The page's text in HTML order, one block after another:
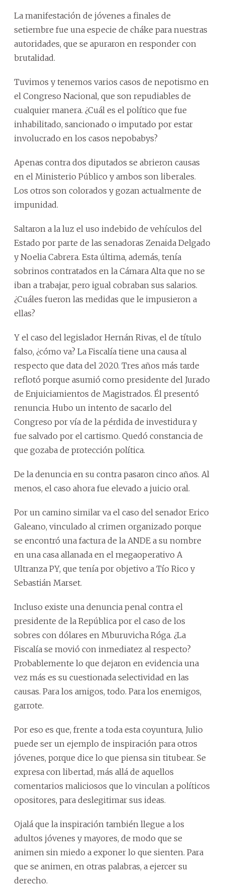
La manifestación de jóvenes a finales de
setiembre fue una especie de cháke para nuestras
autoridades, que se apuraron en responder con
brutalidad.
Tuvimos y tenemos varios casos de nepotismo en
el Congreso Nacional, que son repudiables de
cualquier manera. ¿Cuál es el político que fue
inhabilitado, sancionado o imputado por estar
involucrado en los casos nepobabys?
Apenas contra dos diputados se abrieron causas
en el Ministerio Público y ambos son liberales.
Los otros son colorados y gozan actualmente de
impunidad.
Saltaron a la luz el uso indebido de vehículos del
Estado por parte de las senadoras Zenaida Delgado
y Noelia Cabrera. Esta última, además, tenía
sobrinos contratados en la Cámara Alta que no se
iban a trabajar, pero igual cobraban sus salarios.
¿Cuáles fueron las medidas que le impusieron a
ellas?
Y el caso del legislador Hernán Rivas, el de título
falso, ¿cómo va? La Fiscalía tiene una causa al
respecto que data del 2020. Tres años más tarde
reflotó porque asumió como presidente del Jurado
de Enjuiciamientos de Magistrados. Él presentó
renuncia. Hubo un intento de sacarlo del
Congreso por vía de la pérdida de investidura y
fue salvado por el cartismo. Quedó constancia de
que gozaba de protección política.
De la denuncia en su contra pasaron cinco años. Al
menos, el caso ahora fue elevado a juicio oral.
Por un camino similar va el caso del senador Erico
Galeano, vinculado al crimen organizado porque
se encontró una factura de la ANDE a su nombre
en una casa allanada en el megaoperativo A
Ultranza PY, que tenía por objetivo a Tío Rico y
Sebastián Marset.
Incluso existe una denuncia penal contra el
presidente de la República por el caso de los
sobres con dólares en Mburuvicha Róga. ¿La
Fiscalía se movió con inmediatez al respecto?
Probablemente lo que dejaron en evidencia una
vez más es su cuestionada selectividad en las
causas. Para los amigos, todo. Para los enemigos,
garrote.
Por eso es que, frente a toda esta coyuntura, Julio
puede ser un ejemplo de inspiración para otros
jóvenes, porque dice lo que piensa sin titubear. Se
expresa con libertad, más allá de aquellos
comentarios maliciosos que lo vinculan a políticos
opositores, para deslegitimar sus ideas.
Ojalá que la inspiración también llegue a los
adultos jóvenes y mayores, de modo que se
animen sin miedo a exponer lo que sienten. Para
que se animen, en otras palabras, a ejercer su
derecho.